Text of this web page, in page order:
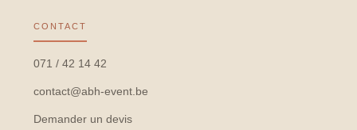
CONTACT
071 / 42 14 42
contact@abh-event.be
Demander un devis